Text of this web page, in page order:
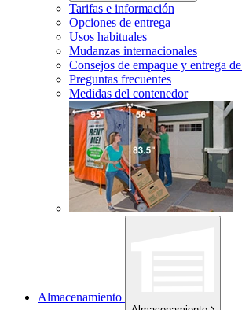
Tarifas e información
Opciones de entrega
Usos habituales
Mudanzas internacionales
Consejos de empaque y entrega de
Preguntas frecuentes
Medidas del contenedor
Almacenamiento